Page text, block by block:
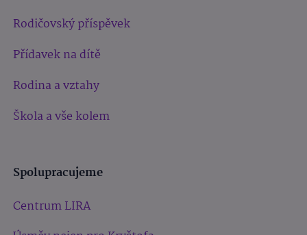
Rodičovský příspěvek
Přídavek na dítě
Rodina a vztahy
Škola a vše kolem
Spolupracujeme
Centrum LIRA